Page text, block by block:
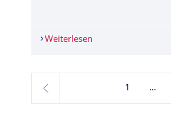
Weiterlesen Few places left:
zurück
1